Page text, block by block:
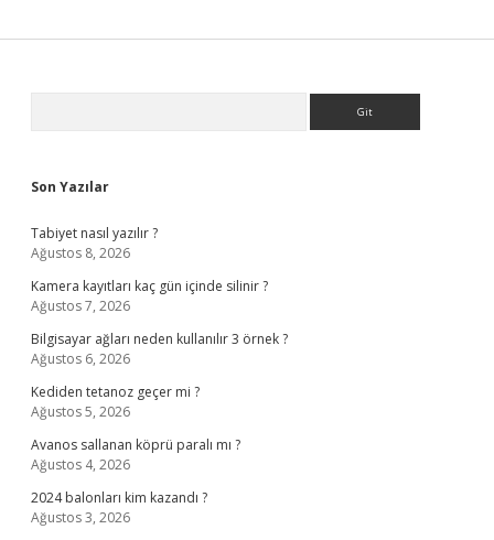
Son Yazılar
Tabiyet nasıl yazılır ?
Ağustos 8, 2026
Kamera kayıtları kaç gün içinde silinir ?
Ağustos 7, 2026
Bilgisayar ağları neden kullanılır 3 örnek ?
Ağustos 6, 2026
Kediden tetanoz geçer mi ?
Ağustos 5, 2026
Avanos sallanan köprü paralı mı ?
Ağustos 4, 2026
2024 balonları kim kazandı ?
Ağustos 3, 2026